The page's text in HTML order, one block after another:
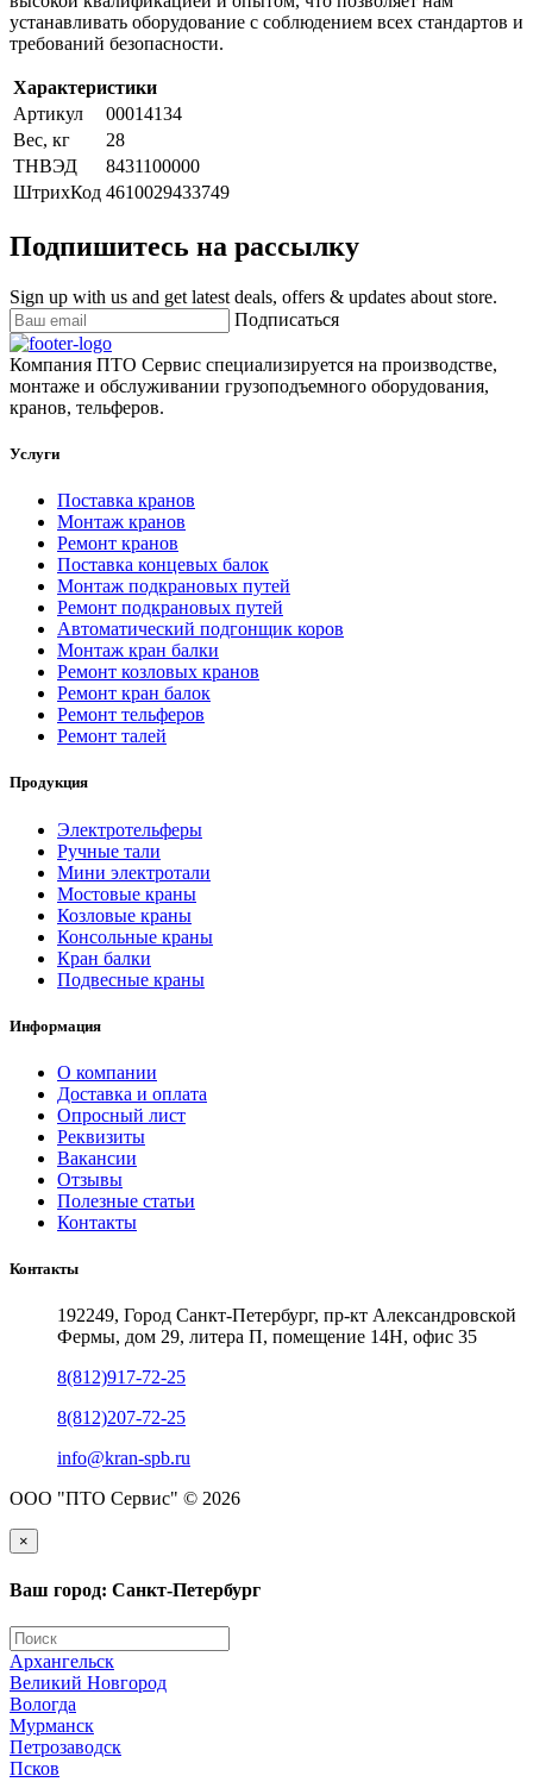
устанавливать оборудование с соблюдением всех стандартов и
требований безопасности.
Характеристики
Артикул
00014134
Вес, кг
28
ТНВЭД
8431100000
ШтрихКод 4610029433749
Подпишитесь на рассылку
Sign up with us and get latest deals, offers & updates about store.
Подписаться
Компания ПТО Сервис специализируется на производстве,
монтаже и обслуживании грузоподъемного оборудования,
кранов, тельферов.
Услуги
Поставка кранов
Монтаж кранов
Ремонт кранов
Поставка концевых балок
Монтаж подкрановых путей
Ремонт подкрановых путей
Автоматический подгонщик коров
Монтаж кран балки
Ремонт козловых кранов
Ремонт кран балок
Ремонт тельферов
Ремонт талей
Продукция
Электротельферы
Ручные тали
Мини электротали
Мостовые краны
Козловые краны
Консольные краны
Кран балки
Подвесные краны
Информация
О компании
Доставка и оплата
Опросный лист
Реквизиты
Вакансии
Отзывы
Полезные статьи
Контакты
Контакты
192249, Город Санкт-Петербург, пр-кт Александровской
Фермы, дом 29, литера П, помещение 14Н, офис 35
8(812)917-72-25
8(812)207-72-25
info@kran-spb.ru
ООО "ПТО Сервис" © 2026
×
Ваш город: Санкт-Петербург
Архангельск
Великий Новгород
Вологда
Мурманск
Петрозаводск
Псков